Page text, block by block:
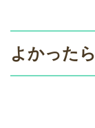
よかった